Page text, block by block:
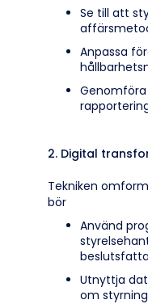
Se till att
Anpassa
Genomföra
2. Digital
Tekniken
bör
Använd
Utnyttja
om styrning